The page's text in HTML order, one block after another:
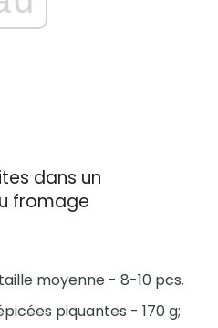
dans un
fromage
moyenne - 8-10 pcs.
piquantes - 170 g;